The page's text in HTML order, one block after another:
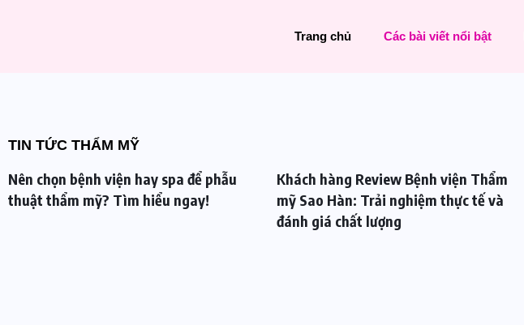
Trang chủ Các bài viết nổi bật
TIN TỨC THẨM MỸ
Nên chọn bệnh viện hay spa để phẫu
thuật thẩm mỹ? Tìm hiểu ngay!
Khách hàng Review Bệnh viện Thẩm
mỹ Sao Hàn: Trải nghiệm thực tế và
đánh giá chất lượng